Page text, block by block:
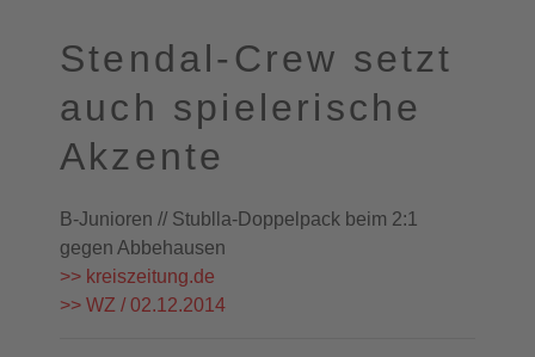
Stendal-Crew setzt
auch spielerische
Akzente
B-Junioren // Stublla-Doppelpack beim 2:1
gegen Abbehausen
>> kreiszeitung.de
>> WZ / 02.12.2014